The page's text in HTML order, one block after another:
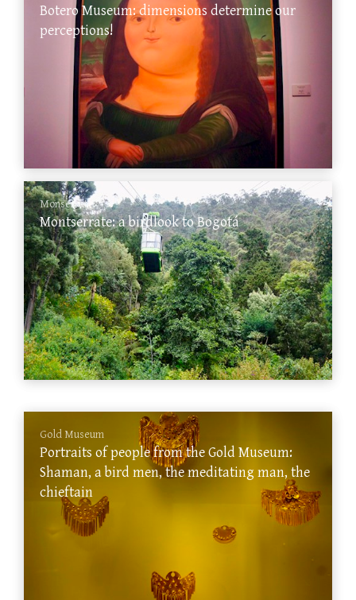
Botero Museum: dimensions determine our
perceptions!
Monserrate
Montserrate: a birdlook to Bogotá
Gold Museum
Portraits of people from the Gold Museum:
Shaman, a bird men, the meditating man, the
chieftain